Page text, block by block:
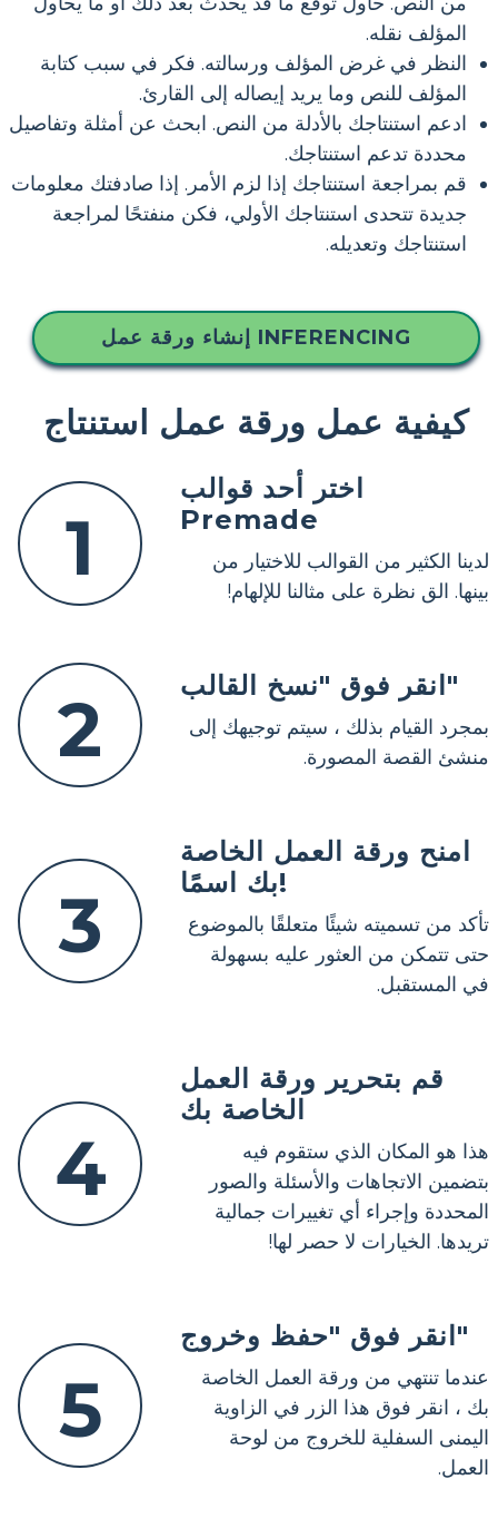
المؤلف نقله.
النظر في غرض المؤلف ورسالته. فكر في سبب كتابة
المؤلف للنص وما يريد إيصاله إلى القارئ.
ادعم استنتاجك بالأدلة من النص. ابحث عن أمثلة وتفاصيل
محددة تدعم استنتاجك.
قم بمراجعة استنتاجك إذا لزم الأمر. إذا صادفتك معلومات
جديدة تتحدى استنتاجك الأولي، فكن منفتحًا لمراجعة
استنتاجك وتعديله.
إنشاء ورقة عمل INFERENCING
كيفية عمل ورقة عمل استنتاج
1
اختر أحد قوالب
Premade
لدينا الكثير من القوالب للاختيار من
بينها. الق نظرة على مثالنا للإلهام!
2 انقر فوق "نسخ القالب"
بمجرد القيام بذلك ، سيتم توجيهك إلى
منشئ القصة المصورة.
3
امنح ورقة العمل الخاصة
بك اسمًا!
تأكد من تسميته شيئًا متعلقًا بالموضوع
حتى تتمكن من العثور عليه بسهولة
في المستقبل.
4
قم بتحرير ورقة العمل
الخاصة بك
هذا هو المكان الذي ستقوم فيه
بتضمين الاتجاهات والأسئلة والصور
المحددة وإجراء أي تغييرات جمالية
تريدها. الخيارات لا حصر لها!
5
انقر فوق "حفظ وخروج"
عندما تنتهي من ورقة العمل الخاصة
بك ، انقر فوق هذا الزر في الزاوية
اليمنى السفلية للخروج من لوحة
العمل.